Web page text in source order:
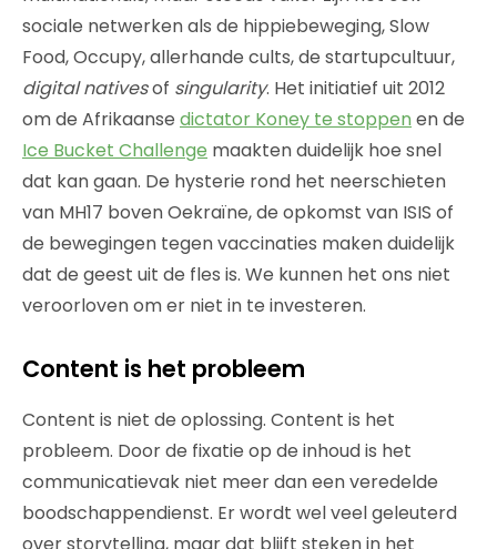
sociale netwerken als de hippiebeweging, Slow
Food, Occupy, allerhande cults, de startupcultuur,
digital nativesof singularity. Het initiatief uit 2012
om de Afrikaanse dictator Koney te stoppen en de
Ice Bucket Challenge maakten duidelijk hoe snel
dat kan gaan. De hysterie rond het neerschieten
van MH17 boven Oekraïne, de opkomst van ISIS of
de bewegingen tegen vaccinaties maken duidelijk
dat de geest uit de fles is. We kunnen het ons niet
veroorloven om er niet in te investeren.
Content is het probleem
Content is niet de oplossing. Content is het
probleem. Door de fixatie op de inhoud is het
communicatievak niet meer dan een veredelde
boodschappendienst. Er wordt wel veel geleuterd
over storytelling, maar dat blijft steken in het